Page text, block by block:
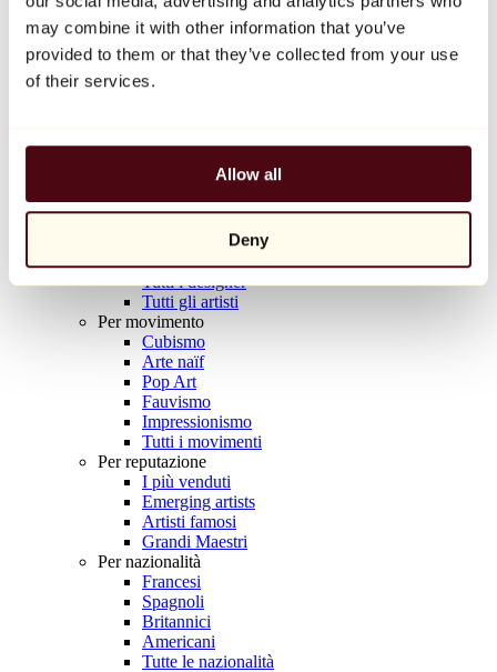
may combine it with other information that you’ve
provided to them or that they’ve collected from your use
of their services.
Allow all
Deny
Balloon Dog (Orange)
Jeff Koons
10.000 €
Artisti
Tutti i pittori
Tutti i fotografi
Tutti i disegnatori
Tutti i designer
Tutti gli artisti
Per movimento
Cubismo
Arte naïf
Pop Art
Fauvismo
Impressionismo
Tutti i movimenti
Per reputazione
I più venduti
Emerging artists
Artisti famosi
Grandi Maestri
Per nazionalità
Francesi
Spagnoli
Britannici
Americani
Tutte le nazionalità